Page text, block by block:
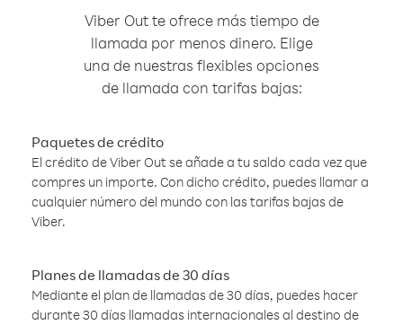
Viber Out te ofrece más tiempo de
llamada por menos dinero. Elige
una de nuestras flexibles opciones
de llamada con tarifas bajas:
Paquetes de crédito
El crédito de Viber Out se añade a tu saldo cada vez que
compres un importe. Con dicho crédito, puedes llamar a
cualquier número del mundo con las tarifas bajas de
Viber.
Planes de llamadas de 30 días
Mediante el plan de llamadas de 30 días, puedes hacer
durante 30 días llamadas internacionales al destino de